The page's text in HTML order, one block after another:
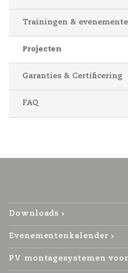
Trainingen &
Projecten
Garanties & Certificering
FAQ
Downloads
Evenementenkalender
PV montagesystemen